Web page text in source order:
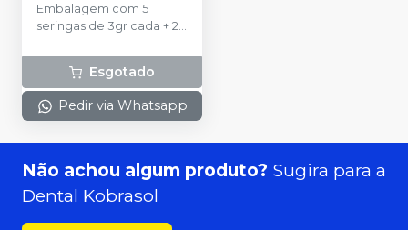
Embalagem com 5
seringas de 3gr cada + 2
Esgotado
Pedir via Whatsapp
Não achou algum produto? Sugira para a
Dental Kobrasol